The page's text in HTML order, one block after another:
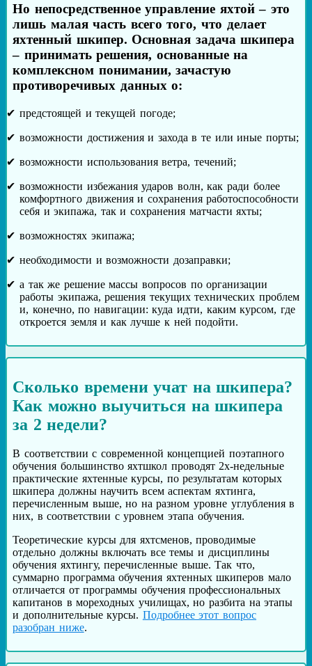
Но непосредственное управление яхтой – это
лишь малая часть всего того, что делает
яхтенный шкипер. Основная задача шкипера
– принимать решения, основанные на
комплексном понимании, зачастую
противоречивых данных о:
предстоящей и текущей погоде;
возможности достижения и захода в те или иные порты;
возможности использования ветра, течений;
возможности избежания ударов волн, как ради более
комфортного движения и сохранения работоспособности
себя и экипажа, так и сохранения матчасти яхты;
возможностях экипажа;
необходимости и возможности дозаправки;
а так же решение массы вопросов по организации
работы экипажа, решения текущих технических проблем
и, конечно, по навигации: куда идти, каким курсом, где
откроется земля и как лучше к ней подойти.
Сколько времени учат на шкипера?
Как можно выучиться на шкипера
за 2 недели?
В соответствии с современной концепцией поэтапного
обучения большинство яхтшкол проводят 2х-недельные
практические яхтенные курсы, по результатам которых
шкипера должны научить всем аспектам яхтинга,
перечисленным выше, но на разном уровне углубления в
них, в соответствии с уровнем этапа обучения.
Теоретические курсы для яхтсменов, проводимые
отдельно должны включать все темы и дисциплины
обучения яхтингу, перечисленные выше. Так что,
суммарно программа обучения яхтенных шкиперов мало
отличается от программы обучения профессиональных
капитанов в мореходных училищах, но разбита на этапы
и дополнительные курсы. Подробнее этот вопрос
разобран ниже.